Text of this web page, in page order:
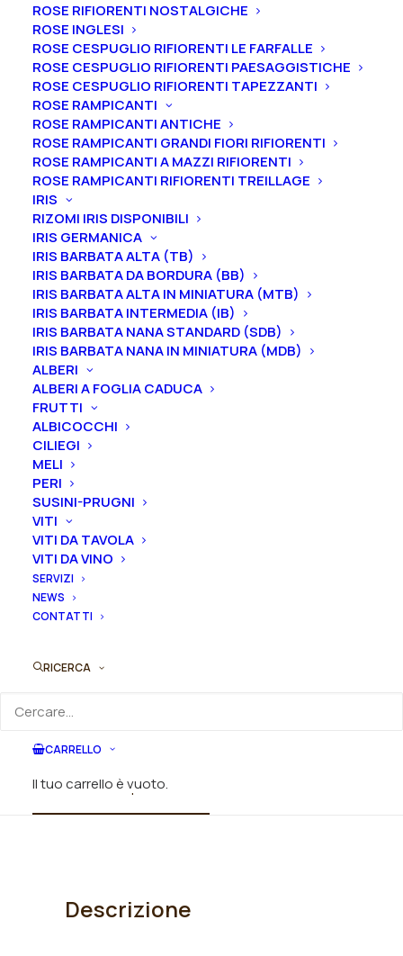
ROSE RIFIORENTI NOSTALGICHE
ROSE INGLESI
ROSE CESPUGLIO RIFIORENTI LE FARFALLE
ROSE CESPUGLIO RIFIORENTI PAESAGGISTICHE
ROSE CESPUGLIO RIFIORENTI TAPEZZANTI
ROSE RAMPICANTI
ROSE RAMPICANTI ANTICHE
ROSE RAMPICANTI GRANDI FIORI RIFIORENTI
ROSE RAMPICANTI A MAZZI RIFIORENTI
ROSE RAMPICANTI RIFIORENTI TREILLAGE
IRIS
RIZOMI IRIS DISPONIBILI
IRIS GERMANICA
IRIS BARBATA ALTA (TB)
IRIS BARBATA DA BORDURA (BB)
IRIS BARBATA ALTA IN MINIATURA (MTB)
IRIS BARBATA INTERMEDIA (IB)
IRIS BARBATA NANA STANDARD (SDB)
IRIS BARBATA NANA IN MINIATURA (MDB)
ALBERI
ALBERI A FOGLIA CADUCA
FRUTTI
ALBICOCCHI
CILIEGI
MELI
PERI
SUSINI-PRUGNI
VITI
VITI DA TAVOLA
VITI DA VINO
SERVIZI
NEWS
CONTATTI
RICERCA
CARRELLO
Il tuo carrello è vuoto.
La peonia ibrida erbacea “Honor” ha un fiore semplice
rosa.Il profumo è assentee lafioritura è precoce.
Ti ricordiamo che le nostre peonie vengono
vendute in vaso, con un apparato radicale ben
affrancato e differente in base alla dimensione della
pianta.
2-3 gemme equivale ad un vaso 16/18/20 cm
3-5 gemme equivale ad un vaso 22/24/26 cm
Il prodotto non è attualmente in magazzino e non è
disponibile.
Ordina subito questo prodotto!
Puoi acquistare ora questo prodotto contattandoci e
indicando la dimensione del vaso desiderata e la
quantità
SKU
Categorie
Descrizione prodotto
Descrizione